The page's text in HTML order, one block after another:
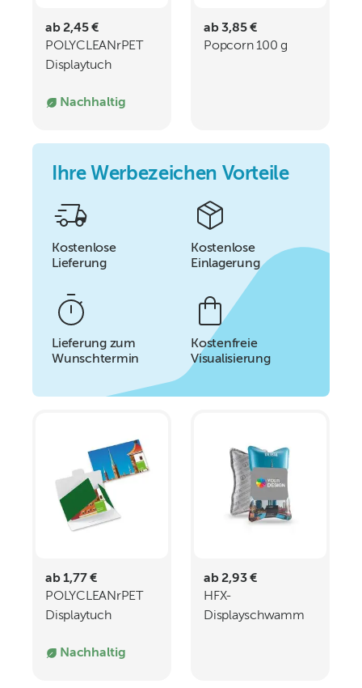
ab 2,45 €
POLYCLEANrPET
Displaytuch
Nachhaltig
ab 3,85 €
Popcorn 100 g
Ihre Werbezeichen Vorteile
Kostenlose
Lieferung
Kostenlose
Einlagerung
Lieferung zum
Wunschtermin
Kostenfreie
Visualisierung
ab 1,77 €
POLYCLEANrPET
Displaytuch
Nachhaltig
ab 2,93 €
HFX-
Displayschwamm